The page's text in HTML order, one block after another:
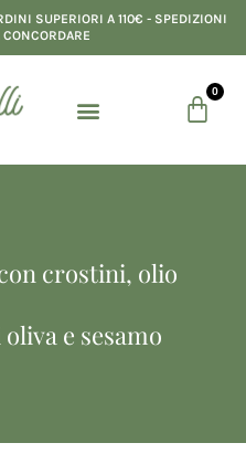
SUPERIORI A 110€ - SPEDIZIONI
Menu 0
crostini, olio
e sesamo